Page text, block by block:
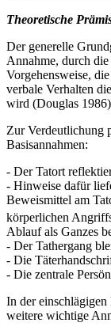
Theoretische
Der generelle
Annahme, durch
Vorgehensweise,
verbale Verhalten
wird (Douglas
Zur Verdeutlichung
Basisannahmen:
- Der Tatort
- Hinweise dafür
Beweismittel am
körperlichen
Ablauf als Ganzes
- Der Tathergang
- Die
- Die zentrale
In der einschlägigen
weitere wichtige